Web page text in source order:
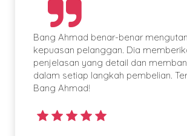
Bang Ahmad benar-benar
kepuasan pelanggan. Dia
penjelasan yang detail dan
dalam setiap langkah pembelian.
Bang Ahmad!